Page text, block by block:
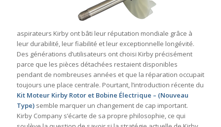
aspirateurs Kirby ont bâti leur réputation mondiale grâce à
leur durabilité, leur fiabilité et leur exceptionnelle longévité.
Des générations d’utilisateurs ont choisi Kirby précisément
parce que les pièces détachées restaient disponibles
pendant de nombreuses années et que la réparation occupait
toujours une place centrale. Pourtant, l’introduction récente du
Kit Moteur Kirby Rotor et Bobine Électrique – (Nouveau
Type)semble marquer un changement de cap important.
Kirby Company s’écarte de sa propre philosophie, ce qui